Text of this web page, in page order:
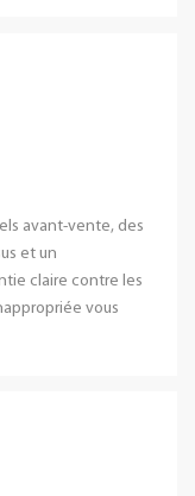
avant-vente, des
et un
claire contre les
vous